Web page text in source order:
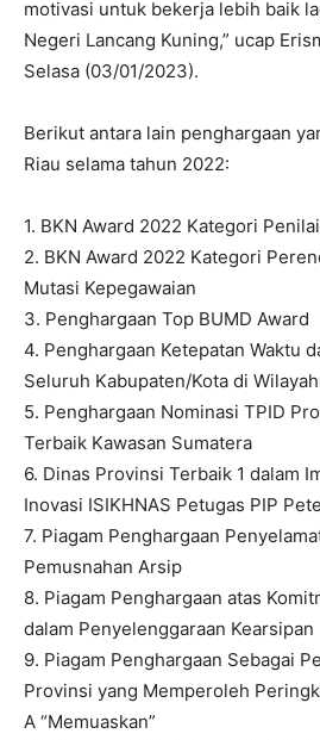
motivasi untuk bekerja lebih baik
Negeri Lancang Kuning,” ucap
Selasa (03/01/2023).
Berikut antara lain penghargaan
Riau selama tahun 2022:
1. BKN Award 2022 Kategori
2. BKN Award 2022 Kategori
Mutasi Kepegawaian
3. Penghargaan Top BUMD Award
4. Penghargaan Ketepatan Waktu
Seluruh Kabupaten/Kota di
5. Penghargaan Nominasi TPID
Terbaik Kawasan Sumatera
6. Dinas Provinsi Terbaik 1 dalam
Inovasi ISIKHNAS Petugas PIP
7. Piagam Penghargaan
Pemusnahan Arsip
8. Piagam Penghargaan atas
dalam Penyelenggaraan Kearsipan
9. Piagam Penghargaan Sebagai
Provinsi yang Memperoleh
A “Memuaskan”